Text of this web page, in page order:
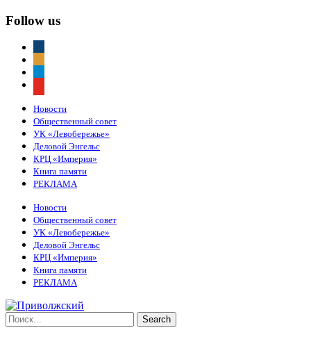
Follow us
Новости
Общественный совет
УК «Левобережье»
Деловой Энгельс
КРЦ «Империя»
Книга памяти
РЕКЛАМА
Новости
Общественный совет
УК «Левобережье»
Деловой Энгельс
КРЦ «Империя»
Книга памяти
РЕКЛАМА